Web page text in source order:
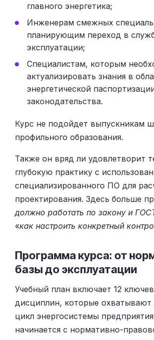
главного энергетика;
Инженерам смежных
планирующим переход в
эксплуатации;
Специалистам, которым
актуализировать знания в
энергетической
законодательства.
Курс не подойдет выпускникам
профильного образования.
Также он вряд ли удовлетворит
глубокую практику с
специализированного ПО для
проектирования. Здесь больше
должно работать по закону и
«как настроить конкретный
Программа курса: от
базы до эксплуатации
Учебный план включает 12
дисциплин, которые
цикл энергосистемы
начинается с нормативно-